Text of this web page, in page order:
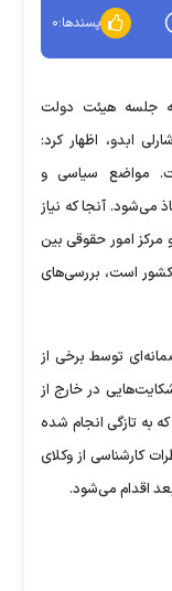
پسندها:۰
جلسه هیئت دولت
ابدو، اظهار کرد:
مواضع سیاسی و
می‌شود. آنجا که نیاز
مرکز امور حقوقی بین
است، بررسی‌های
توسط برخی از
در خارج از
به تازگی انجام شده
کارشناسی از وکلای
اقدام می‌شود.